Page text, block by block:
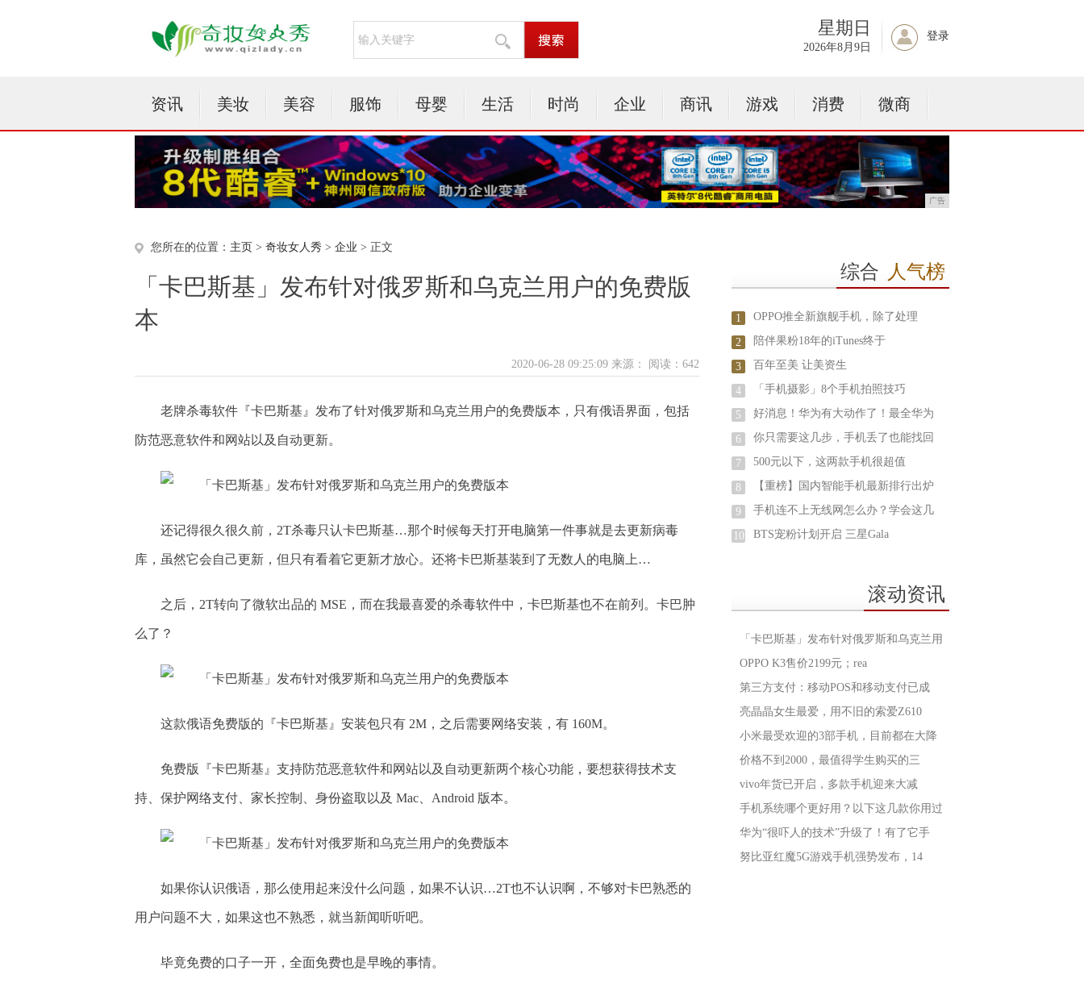
星期日
2026年8月9日
登录
资讯 美妆 美容 服饰 母婴 生活 时尚 企业 商讯 游戏 消费 微商
广告
您所在的位置： 主页 > 奇妆女人秀 > 企业 > 正文
「卡巴斯基」发布针对俄罗斯和乌克兰用户的免费版
本
2020-06-28 09:25:09 来源： 阅读：642
老牌杀毒软件『卡巴斯基』发布了针对俄罗斯和乌克兰用户的免费版本，只有俄语界面，包括
防范恶意软件和网站以及自动更新。
还记得很久很久前，2T杀毒只认卡巴斯基…那个时候每天打开电脑第一件事就是去更新病毒
库，虽然它会自己更新，但只有看着它更新才放心。还将卡巴斯基装到了无数人的电脑上…
之后，2T转向了微软出品的 MSE，而在我最喜爱的杀毒软件中，卡巴斯基也不在前列。卡巴肿
么了？
这款俄语免费版的『卡巴斯基』安装包只有 2M，之后需要网络安装，有 160M。
免费版『卡巴斯基』支持防范恶意软件和网站以及自动更新两个核心功能，要想获得技术支
持、保护网络支付、家长控制、身份盗取以及 Mac、Android 版本。
如果你认识俄语，那么使用起来没什么问题，如果不认识…2T也不认识啊，不够对卡巴熟悉的
用户问题不大，如果这也不熟悉，就当新闻听听吧。
毕竟免费的口子一开，全面免费也是早晚的事情。
综合 人气榜
1 OPPO推全新旗舰手机，除了处理
2 陪伴果粉18年的iTunes终于
3 百年至美 让美资生
4 「手机摄影」8个手机拍照技巧
5 好消息！华为有大动作了！最全华为
6 你只需要这几步，手机丢了也能找回
7 500元以下，这两款手机很超值
8 【重榜】国内智能手机最新排行出炉
9 手机连不上无线网怎么办？学会这几
10 BTS宠粉计划开启 三星Gala
滚动资讯
「卡巴斯基」发布针对俄罗斯和乌克兰用
OPPO K3售价2199元；rea
第三方支付：移动POS和移动支付已成
亮晶晶女生最爱，用不旧的索爱Z610
小米最受欢迎的3部手机，目前都在大降
价格不到2000，最值得学生购买的三
vivo年货已开启，多款手机迎来大减
手机系统哪个更好用？以下这几款你用过
华为“很吓人的技术”升级了！有了它手
努比亚红魔5G游戏手机强势发布，14